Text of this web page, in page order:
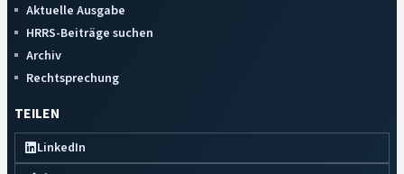
Aktuelle Ausgabe
HRRS-Beiträge suchen
Archiv
Rechtsprechung
TEILEN
LinkedIn